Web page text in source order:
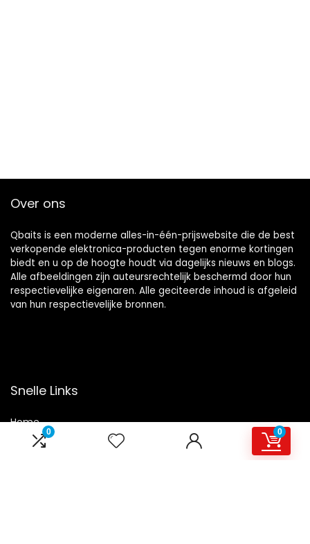
0 0
Over ons
Qbaits is een moderne alles-in-één-prijswebsite die de best
verkopende elektronica-producten tegen enorme kortingen
biedt en u op de hoogte houdt via dagelijks nieuws en blogs.
Alle afbeeldingen zijn auteursrechtelijk beschermd door hun
respectievelijke eigenaren. Alle geciteerde inhoud is afgeleid
van hun respectievelijke bronnen.
Snelle Links
Home
Overzicht